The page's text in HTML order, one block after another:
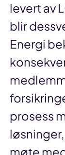
levert av
blir
Energi
prosess
møte